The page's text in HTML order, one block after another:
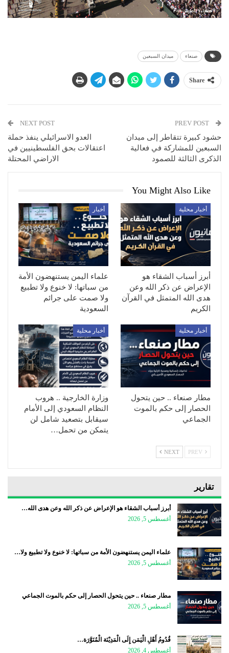
صنعاء ميدان السبعين
Share
حشود كبيرة تتقاطر إلى ميدان
السبعين للمشاركة في فعالية
الذكرى الثالثة للصمود
NEXT POST
العدو الاسرائيلي ينفذ حملة
اعتقالات بحق الفلسطينيين في
الاراضي المحتلة
You Might Also Like
أخبار محلية
أبرز أسباب الشقاء هو
الإعراض عن ذكر الله وعن
هدى الله المتمثل في القرآن
الكريم
أخبار
علماء اليمن يستنهضون الأمة
من سباتها: لا خنوع ولا تطبيع
ولا صمت على جرائم
السعودية
أخبار محلية
مطار صنعاء .. حين يتحول
الحصار إلى حكم بالموت
الجماعي
أخبار محلية
وزارة الخارجية .. هروب
النظام السعودي إلى الأمام
سيقابل بتصعيد شامل لن
يتمكن من تحمل…
NEXT
تقارير
أبرز أسباب الشقاء هو الإعراض عن ذكر الله وعن هدى الله…
أغسطس 5, 2026
علماء اليمن يستنهضون الأمة من سباتها: لا خنوع ولا تطبيع ولا…
أغسطس 5, 2026
مطار صنعاء .. حين يتحول الحصار إلى حكم بالموت الجماعي
أغسطس 5, 2026
قُدُومُ أَهْلِ الْيَمَن إِلَى الْمَدِيْنَة الْمُنَوَّرَة…
أغسطس 4, 2026